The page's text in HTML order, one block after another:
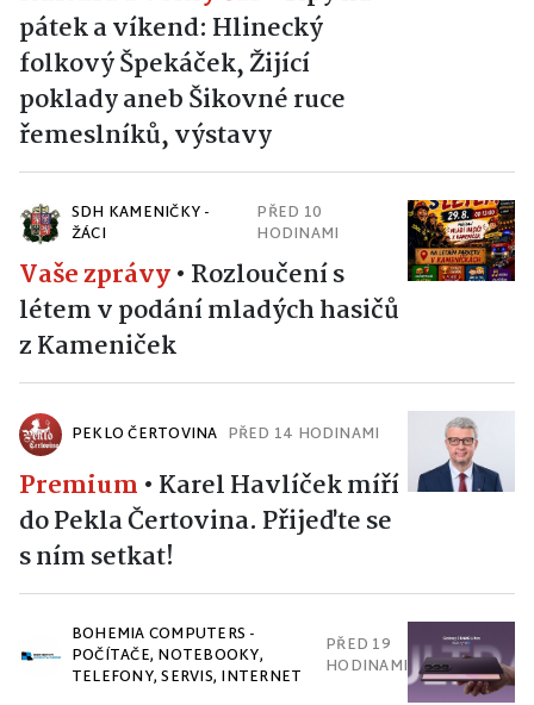
pátek a víkend: Hlinecký
folkový Špekáček, Žijící
poklady aneb Šikovné ruce
řemeslníků, výstavy
SDH KAMENIČKY -
ŽÁCI
PŘED 10
HODINAMI
Vaše zprávy• Rozloučení s
létem v podání mladých hasičů
z Kameniček
PEKLO ČERTOVINA PŘED 14 HODINAMI
Premium • Karel Havlíček míří
do Pekla Čertovina. Přijeďte se
s ním setkat!
BOHEMIA COMPUTERS -
POČÍTAČE, NOTEBOOKY,
TELEFONY, SERVIS, INTERNET
PŘED 19
HODINAMI